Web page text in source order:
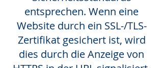
entsprechen. Wenn eine
Website durch ein SSL-/TLS-
Zertifikat gesichert ist, wird
dies durch die Anzeige von